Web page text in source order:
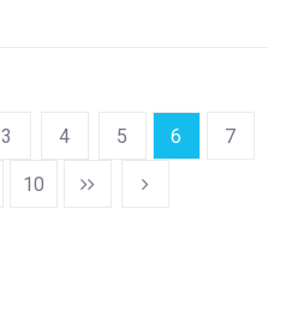
3 4 5 6 7
10